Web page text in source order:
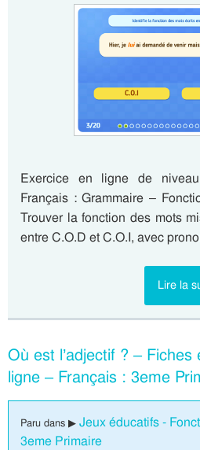
Exercice en ligne de
Français : Grammaire –
Trouver la fonction des mots
entre C.O.D et C.O.I, avec
Lire la
Où est l’adjectif ? –
ligne – Français : 3eme
Paru dans ▶ Jeux éducatifs -
3eme Primaire